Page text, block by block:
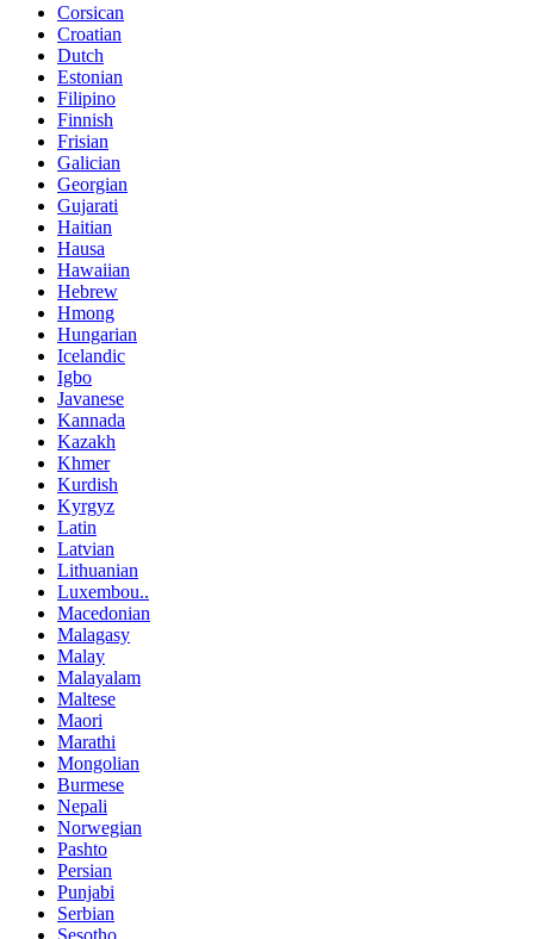
Corsican
Croatian
Dutch
Estonian
Filipino
Finnish
Frisian
Galician
Georgian
Gujarati
Haitian
Hausa
Hawaiian
Hebrew
Hmong
Hungarian
Icelandic
Igbo
Javanese
Kannada
Kazakh
Khmer
Kurdish
Kyrgyz
Latin
Latvian
Lithuanian
Luxembou..
Macedonian
Malagasy
Malay
Malayalam
Maltese
Maori
Marathi
Mongolian
Burmese
Nepali
Norwegian
Pashto
Persian
Punjabi
Serbian
Sesotho